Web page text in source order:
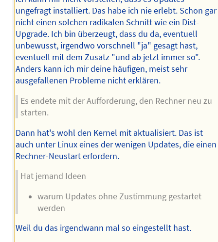
ungefragt installiert. Das habe ich nie erlebt. Schon gar
nicht einen solchen radikalen Schnitt wie ein Dist-
Upgrade. Ich bin überzeugt, dass du da, eventuell
unbewusst, irgendwo vorschnell "ja" gesagt hast,
eventuell mit dem Zusatz "und ab jetzt immer so".
Anders kann ich mir deine häufigen, meist sehr
ausgefallenen Probleme nicht erklären.
Es endete mit der Aufforderung, den Rechner neu zu
starten.
Dann hat's wohl den Kernel mit aktualisiert. Das ist
auch unter Linux eines der wenigen Updates, die einen
Rechner-Neustart erfordern.
Hat jemand Ideen
warum Updates ohne Zustimmung gestartet
werden
Weil du das irgendwann mal so eingestellt hast.